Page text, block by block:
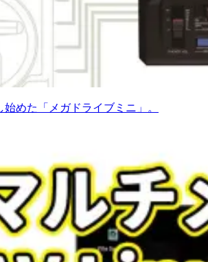
めた「メガドライブミニ」。